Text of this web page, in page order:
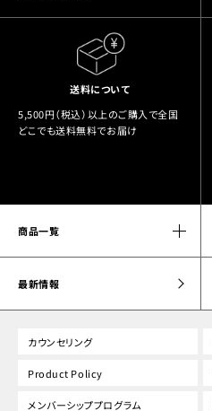
送料について
5,500円（税込）以上のご購入で全国
どこでも送料無料でお届け
商品一覧
最新情報
カウンセリング
Product Policy
メンバーシッププログラム